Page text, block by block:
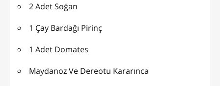
2 Adet Soğan
1 Çay Bardağı Pirinç
1 Adet Domates
Maydanoz Ve Dereotu Kararınca